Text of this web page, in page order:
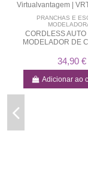
PRANCHAS E
CORDLESS
MODELADOR DE
34,90 €
Adicionar ao